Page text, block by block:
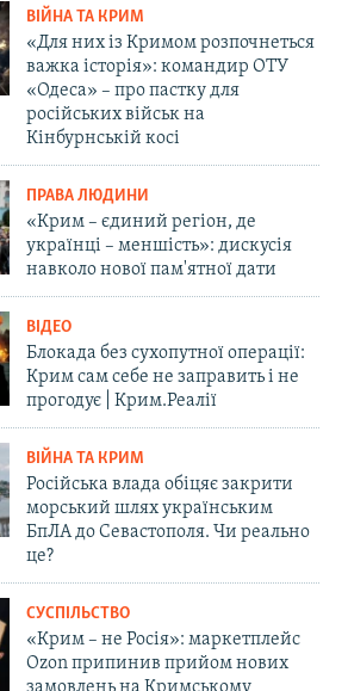
ВІЙНА ТА КРИМ
«Для них із Кримом розпочнеться
важка історія»: командир ОТУ
«Одеса» – про пастку для
російських військ на
Кінбурнській косі
ПРАВА ЛЮДИНИ
«Крим – єдиний регіон, де
українці – меншість»: дискусія
навколо нової пам'ятної дати
ВІДЕО
Блокада без сухопутної операції:
Крим сам себе не заправить і не
прогодує | Крим.Реалії
ВІЙНА ТА КРИМ
Російська влада обіцяє закрити
морський шлях українським
БпЛА до Севастополя. Чи реально
це?
СУСПІЛЬСТВО
«Крим – не Росія»: маркетплейс
Ozon припинив прийом нових